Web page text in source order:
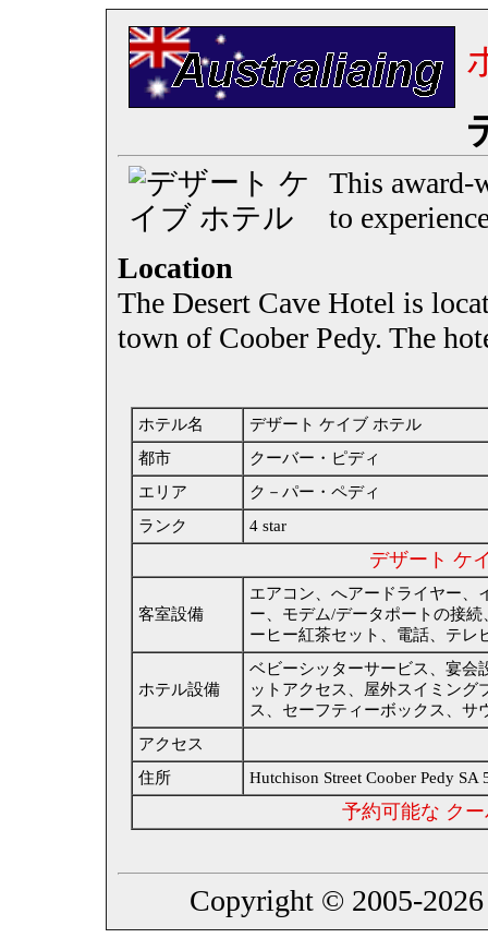
This award-
to
Location
The Desert Cave Hotel is
town of Coober Pedy. The
ホテル名
デザート ケイブ ホテル
都市
クーバー・ピディ
エリア
ク－パー・ペディ
ランク
4 star
デザート ケ
客室設備
エアコン、へアードライヤー、
ー、モデム/データポートの接
ーヒー紅茶セット、電話、テレ
ホテル設備
ベビーシッターサービス、宴会
ットアクセス、屋外スイミング
ス、セーフティーボックス、サ
アクセス
住所
Hutchison Street Coober Pedy SA
予約可能な ク
Copyright © 2005-